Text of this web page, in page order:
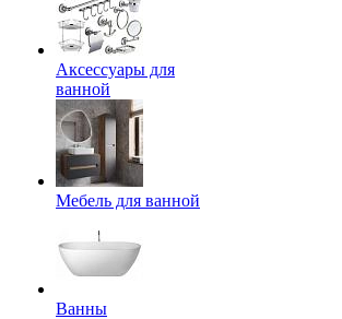
Аксессуары для
ванной
Мебель для ванной
Ванны